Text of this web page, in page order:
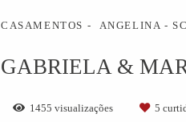
CASAMENTOS ANGELINA - SC
GABRIELA &
1455 visualizações 5